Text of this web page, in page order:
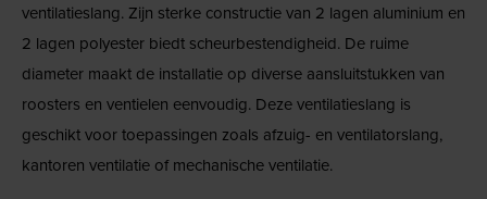
ventilatieslang. Zijn sterke constructie van 2 lagen aluminium en
2 lagen polyester biedt scheurbestendigheid. De ruime
diameter maakt de installatie op diverse aansluitstukken van
roosters en ventielen eenvoudig. Deze ventilatieslang is
geschikt voor toepassingen zoals afzuig- en ventilatorslang,
kantoren ventilatie of mechanische ventilatie.